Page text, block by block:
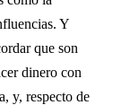
Y
que son
dinero con
y, respecto de